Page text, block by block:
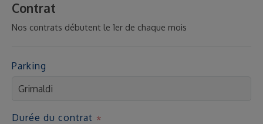
Contrat
Nos contrats débutent le 1er de chaque mois
Parking
Durée du contrat